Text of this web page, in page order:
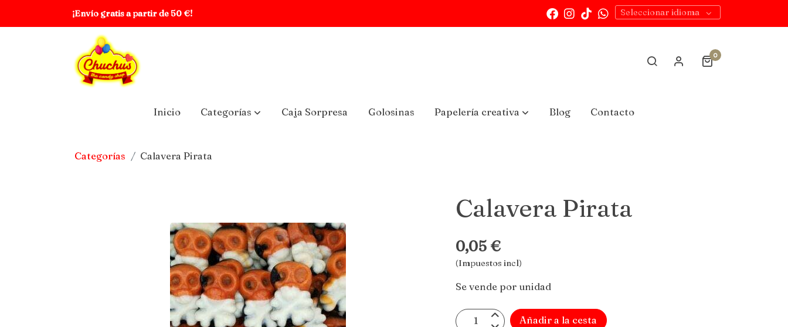
¡Envío gratis a partir de 50 €! Seleccionar idioma
0
Inicio Categorías Caja Sorpresa Golosinas Papelería creativa Blog Contacto
Categorías Calavera Pirata
Calavera Pirata
0,05 €
(Impuestos incl)
Se vende por unidad
Añadir a la cesta